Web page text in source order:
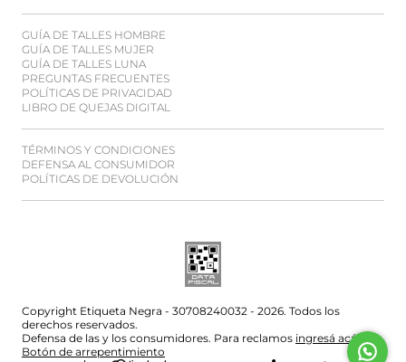
GUÍA DE TALLES HOMBRE
GUÍA DE TALLES MUJER
GUÍA DE TALLES LUNA
PREGUNTAS FRECUENTES
POLÍTICAS DE PRIVACIDAD
LIBRO DE QUEJAS DIGITAL
TÉRMINOS Y CONDICIONES
DEFENSA AL CONSUMIDOR
POLÍTICAS DE DEVOLUCIÓN
Copyright Etiqueta Negra - 30708240032 - 2026. Todos los
derechos reservados.
Defensa de las y los consumidores. Para reclamos ingresá acá.
Botón de arrepentimiento